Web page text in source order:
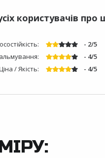
користувачів про
- 2/5
- 4/5
/ Якість:
- 4/5